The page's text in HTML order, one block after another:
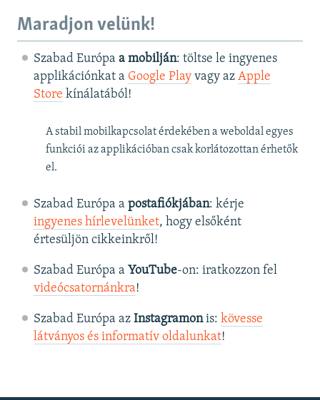
Maradjon velünk!
Szabad Európa a mobilján: töltse le ingyenes
applikációnkat a Google Playvagy az Apple
Store kínálatából!
A stabil mobilkapcsolat érdekében a weboldal egyes
funkciói az applikációban csak korlátozottan érhetők
el.
Szabad Európa a postafiókjában: kérje
ingyenes hírlevelünket, hogy elsőként
értesüljön cikkeinkről!
Szabad Európa a YouTube-on: iratkozzon fel
videócsatornánkra!
Szabad Európa az Instagramonis: kövesse
látványos és informatív oldalunkat! ​